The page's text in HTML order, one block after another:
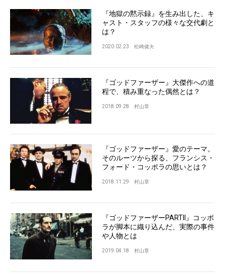
『地獄の黙示録』を生み出した、キ
ャスト・スタッフの様々な交代劇と
は？
2020.02.23 松崎健夫
『ゴッドファーザー』大傑作への道
程で、積み重なった偶然とは？
2018.09.28 村山章
『ゴッドファーザー』愛のテーマ。
そのルーツから探る、フランシス・
フォード・コッポラの思いとは？
2018.11.29 村山章
『ゴッドファーザーPARTII』コッポ
ラが脚本に織り込んだ、実際の事件
や人物とは
2019.04.18 村山章